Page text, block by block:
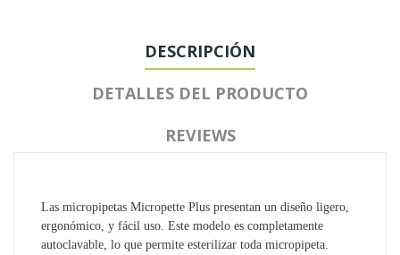
DESCRIPCIÓN
DETALLES DEL PRODUCTO
REVIEWS
Las micropipetas Micropette Plus presentan un diseño ligero,
ergonómico, y fácil uso. Este modelo es completamente
autoclavable, lo que permite esterilizar toda micropipeta.